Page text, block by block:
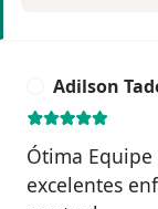
Adilson
Ótima
excelentes